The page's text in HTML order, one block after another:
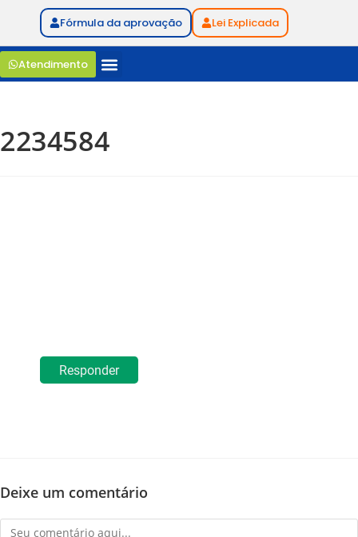
Fórmula da aprovação Lei Explicada
Atendimento
2234584
Responder
Deixe um comentário